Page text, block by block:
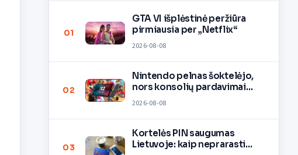
01
GTA VI išplėstinė peržiūra
pirmiausia per „Netflix“
2026-08-08
02
Nintendo pelnas šoktelėjo,
nors konsolių pardavimai
2026-08-08
03
Kortelės PIN saugumas
Lietuvoje: kaip neprarasti